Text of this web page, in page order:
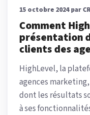
15 octobre 2024 par
Comment
présentation
clients des
HighLevel, la
agences
dont les résultats
à ses